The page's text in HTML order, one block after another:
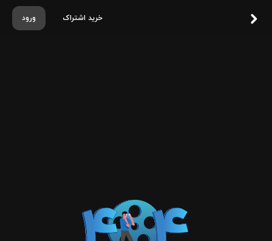
ورود خرید اشتراک